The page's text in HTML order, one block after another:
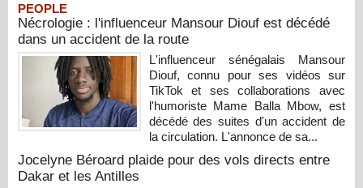
PEOPLE
Nécrologie : l'influenceur Mansour Diouf est décédé
dans un accident de la route
L'influenceur sénégalais Mansour
Diouf, connu pour ses vidéos sur
TikTok et ses collaborations avec
l'humoriste Mame Balla Mbow, est
décédé des suites d'un accident de
la circulation. L'annonce de sa...
Jocelyne Béroard plaide pour des vols directs entre
Dakar et les Antilles